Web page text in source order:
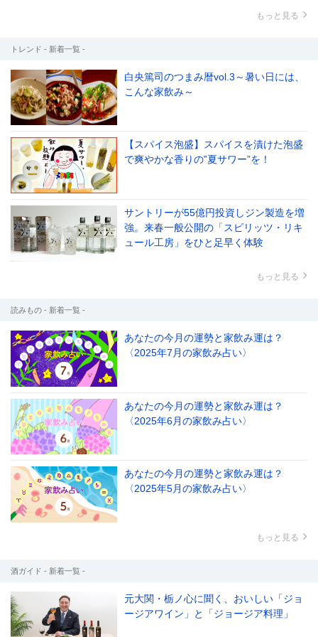
もっと見る
トレンド - 新着一覧 -
白央篤司のつまみ暦vol.3～暑い日には、
こんな家飲み～
【スパイス泡盛】スパイスを漬けた泡盛
で爽やかな香りの‟夏サワー”を！
サントリーが55億円投資しジン製造を増
強。来春一般公開の「スピリッツ・リキ
ュール工房」をひと足早く体験
もっと見る
読みもの - 新着一覧 -
あなたの今月の運勢と家飲み運は？
〈2025年7月の家飲み占い〉
あなたの今月の運勢と家飲み運は？
〈2025年6月の家飲み占い〉
あなたの今月の運勢と家飲み運は？
〈2025年5月の家飲み占い〉
もっと見る
酒ガイド - 新着一覧 -
元大関・栃ノ心に聞く、おいしい「ジョ
ージアワイン」と「ジョージア料理」